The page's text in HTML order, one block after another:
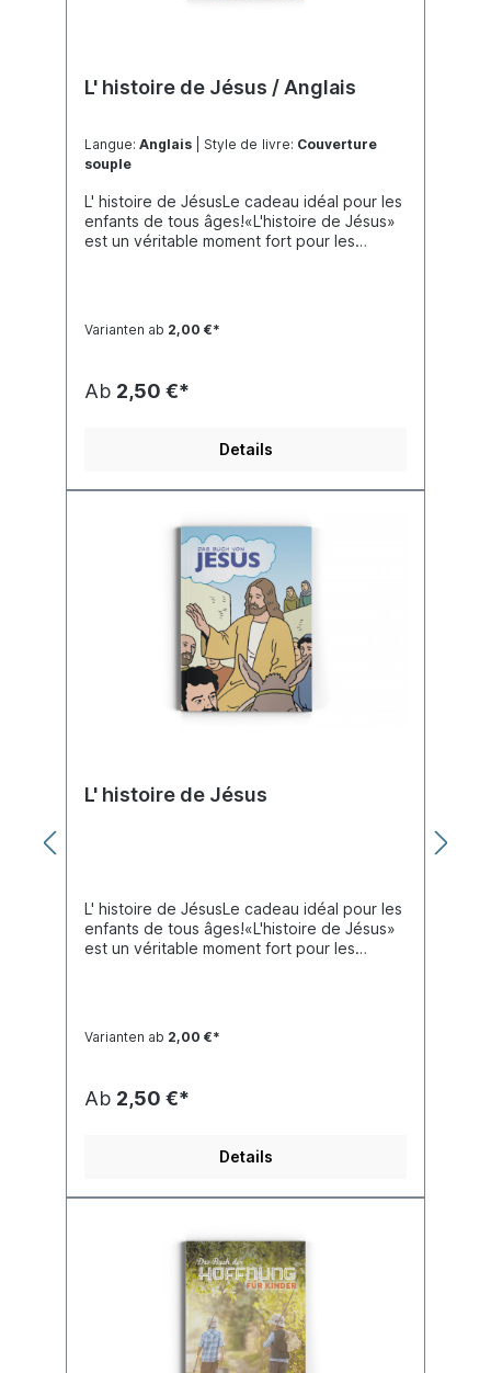
L' histoire de Jésus / Anglais
Langue: Anglais | Style de livre: Couverture
souple
L' histoire de JésusLe cadeau idéal pour les
enfants de tous âges!«L'histoire de Jésus»
est un véritable moment fort pour les
est raconté d'une manière adaptée aux
Caïn et Abel, Noé et les prophéties d'Ésaïe
de Jésus: qui il était, ce qu'il a fait et ce qu'il
a enseigné (les paraboles), sa mort et sa
instructions sur la façon de recevoir Jésus
de BD en couleurs. Des passages bibliques
sélectionnés, des explications et des
suggestions sont proposés au lecteur. Il
compte 144 pages.«L'histoire de Jésus»
convient aux enfants de 6 à 13 ans.
Convient également aux adolescents ou
aux adultes qui ont des difficultés à lire.
Partager l'Évangile de Jésus est une
excellente ressource pour les personnes
ayant une déficience intellectuelle
Varianten ab 2,00 €*
Ab 2,50 €*
Details
L' histoire de Jésus
L' histoire de JésusLe cadeau idéal pour les
enfants de tous âges!«L'histoire de Jésus»
est un véritable moment fort pour les
est raconté d'une manière adaptée aux
Caïn et Abel, Noé et les prophéties d'Ésaïe
de Jésus: qui il était, ce qu'il a fait et ce qu'il
a enseigné (les paraboles), sa mort et sa
instructions sur la façon de recevoir Jésus
de BD en couleurs. Des passages bibliques
sélectionnés, des explications et des
suggestions sont proposés au lecteur. Il
compte 144 pages.«L'histoire de Jésus»
convient aux enfants de 6 à 13 ans.
Convient également aux adolescents ou
aux adultes qui ont des difficultés à lire.
Varianten ab 2,00 €*
Ab 2,50 €*
Details